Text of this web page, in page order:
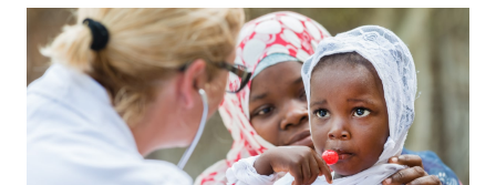
の環
境整
備
3.3
啓発
活動